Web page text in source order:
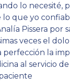
lo necesité,
lo que yo
Pissera por
veces el
perfección la
al servicio